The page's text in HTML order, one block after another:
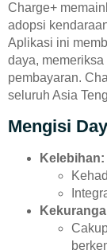
Charge+
adopsi
Aplikasi ini
daya,
pembayaran.
seluruh Asia
Mengisi
Kelebihan: